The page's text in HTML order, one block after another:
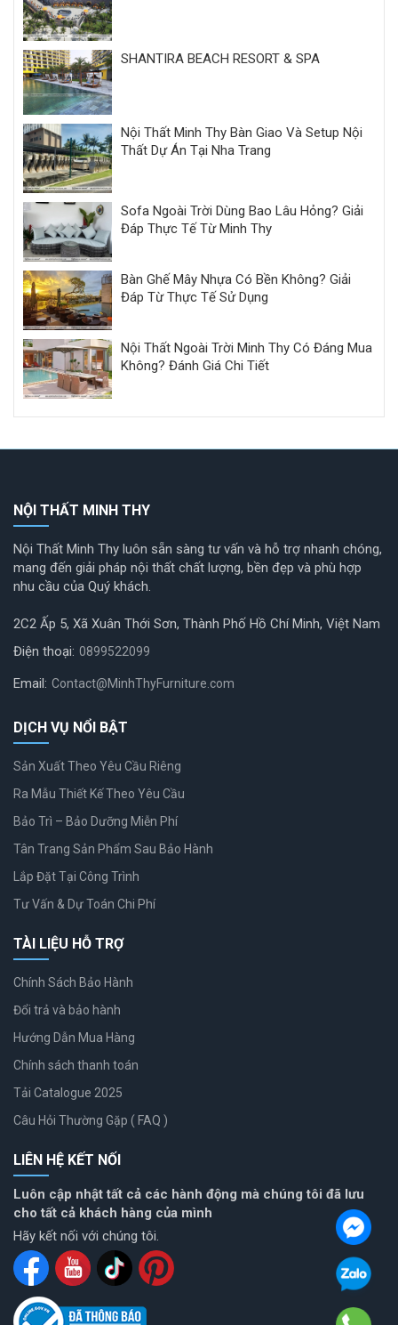
SHANTIRA BEACH RESORT & SPA
Nội Thất Minh Thy Bàn Giao Và Setup Nội
Thất Dự Án Tại Nha Trang
Sofa Ngoài Trời Dùng Bao Lâu Hỏng? Giải
Đáp Thực Tế Từ Minh Thy
Bàn Ghế Mây Nhựa Có Bền Không? Giải
Đáp Từ Thực Tế Sử Dụng
Nội Thất Ngoài Trời Minh Thy Có Đáng Mua
Không? Đánh Giá Chi Tiết
NỘI THẤT MINH THY
Nội Thất Minh Thy luôn sẵn sàng tư vấn và hỗ trợ nhanh chóng,
mang đến giải pháp nội thất chất lượng, bền đẹp và phù hợp
nhu cầu của Quý khách.
2C2 Ấp 5, Xã Xuân Thới Sơn, Thành Phố Hồ Chí Minh, Việt Nam
Điện thoại: 0899522099
Email: Contact@MinhThyFurniture.com
DỊCH VỤ NỔI BẬT
Sản Xuất Theo Yêu Cầu Riêng
Ra Mẫu Thiết Kế Theo Yêu Cầu
Bảo Trì – Bảo Dưỡng Miễn Phí
Tân Trang Sản Phẩm Sau Bảo Hành
Lắp Đặt Tại Công Trình
Tư Vấn & Dự Toán Chi Phí
TÀI LIỆU HỖ TRỢ
Chính Sách Bảo Hành
Đổi trả và bảo hành
Hướng Dẫn Mua Hàng
Chính sách thanh toán
Tải Catalogue 2025
Câu Hỏi Thường Gặp ( FAQ )
LIÊN HỆ KẾT NỐI
Luôn cập nhật tất cả các hành động mà chúng tôi đã lưu
cho tất cả khách hàng của mình
Hãy kết nối với chúng tôi.